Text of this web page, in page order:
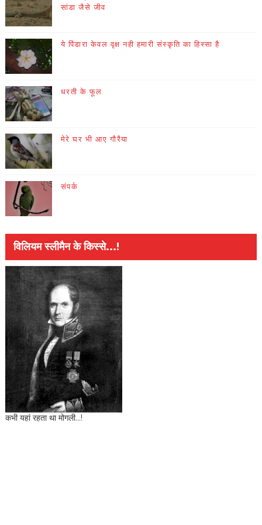
सांडा जैसे जीव
ये पिंडारा केवल वृक्ष नही हमारी संस्कृति का हिस्सा है
धरती के फूल
मेरे घर भी आए गौरैया
संपर्क
विलियम स्लीमैन के किस्से...!
कभी यहां रहता था मोगली...!